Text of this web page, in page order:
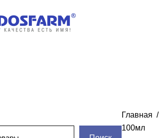
Главная
100мл